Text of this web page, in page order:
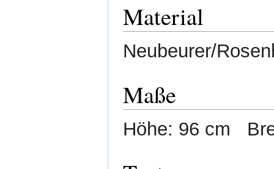
Material
Neubeurer/
Maße
Höhe: 96 cm